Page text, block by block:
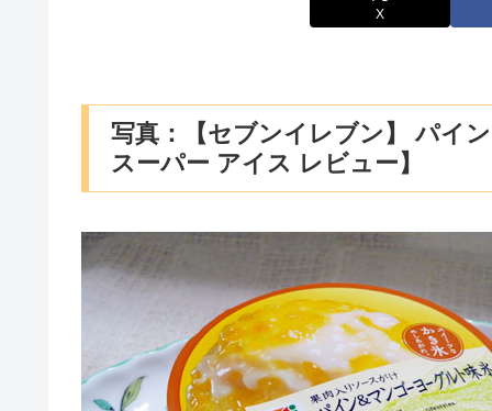
X
写真：【セブンイレブン】 パイ
スーパー アイス レビュー】